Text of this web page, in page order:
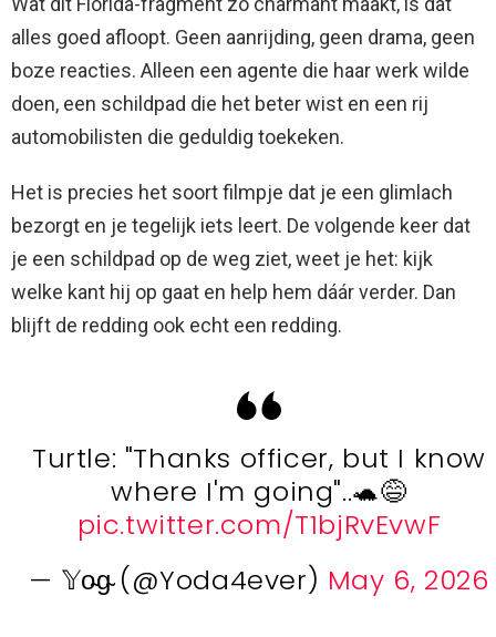
alles goed afloopt. Geen aanrijding, geen drama, geen
boze reacties. Alleen een agente die haar werk wilde
doen, een schildpad die het beter wist en een rij
automobilisten die geduldig toekeken.
Het is precies het soort filmpje dat je een glimlach
bezorgt en je tegelijk iets leert. De volgende keer dat
je een schildpad op de weg ziet, weet je het: kijk
welke kant hij op gaat en help hem dáár verder. Dan
blijft de redding ook echt een redding.
Turtle: "Thanks officer, but I know
where I'm going"..🐢😅
pic.twitter.com/T1bjRvEvwF
— 𝕐o̴g̴ (@Yoda4ever) May 6, 2026